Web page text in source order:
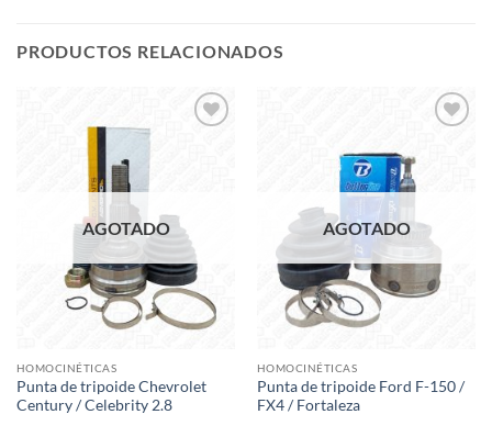
PRODUCTOS RELACIONADOS
AGOTADO
HOMOCINÉTICAS
Punta de tripoide Chevrolet
Century / Celebrity 2.8
AGOTADO
HOMOCINÉTICAS
Punta de tripoide Ford F-150 /
FX4 / Fortaleza